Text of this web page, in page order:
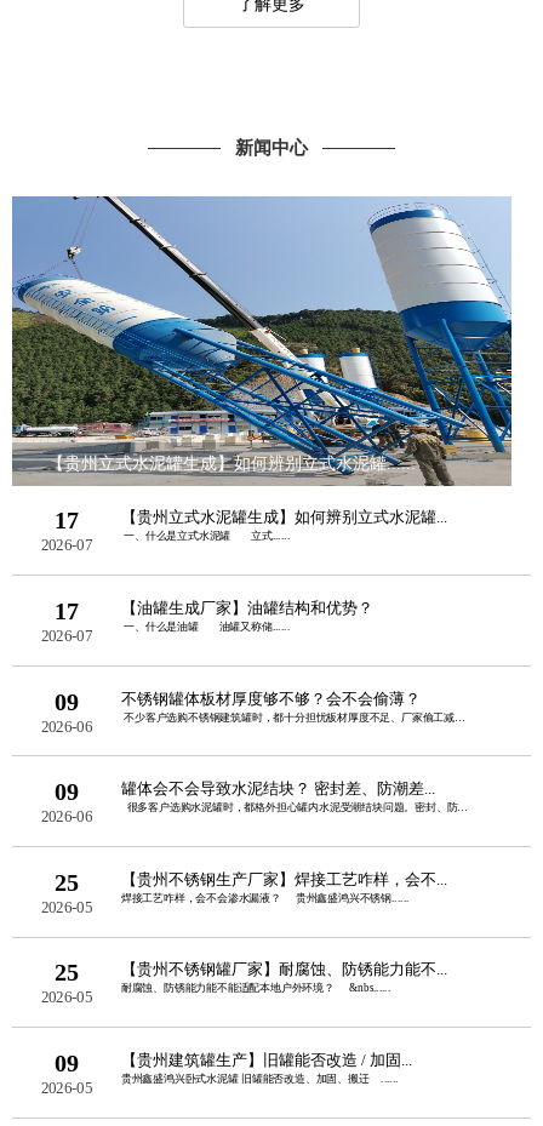
新闻中心
【贵州立式水泥罐生成】如何辨别立式水泥罐......
17
2026-07
【贵州立式水泥罐生成】如何辨别立式水泥罐...
一、什么是立式水泥罐 立式......
17
2026-07
【油罐生成厂家】油罐结构和优势？
一、什么是油罐 油罐又称储......
09
2026-06
不锈钢罐体板材厚度够不够？会不会偷薄？
不少客户选购不锈钢建筑罐时，都十分担忧板材厚度不足、厂家偷工减料。板......
09
2026-06
罐体会不会导致水泥结块？ 密封差、防潮差...
很多客户选购水泥罐时，都格外担心罐内水泥受潮结块问题。密封、防潮性......
25
2026-05
【贵州不锈钢生产厂家】焊接工艺咋样，会不...
焊接工艺咋样，会不会渗水漏液？ 贵州鑫盛鸿兴不锈钢......
25
2026-05
【贵州不锈钢罐厂家】耐腐蚀、防锈能力能不...
耐腐蚀、防锈能力能不能适配本地户外环境？ &nbs......
09
2026-05
【贵州建筑罐生产】旧罐能否改造 / 加固...
贵州鑫盛鸿兴卧式水泥罐 旧罐能否改造、加固、搬迁 ......